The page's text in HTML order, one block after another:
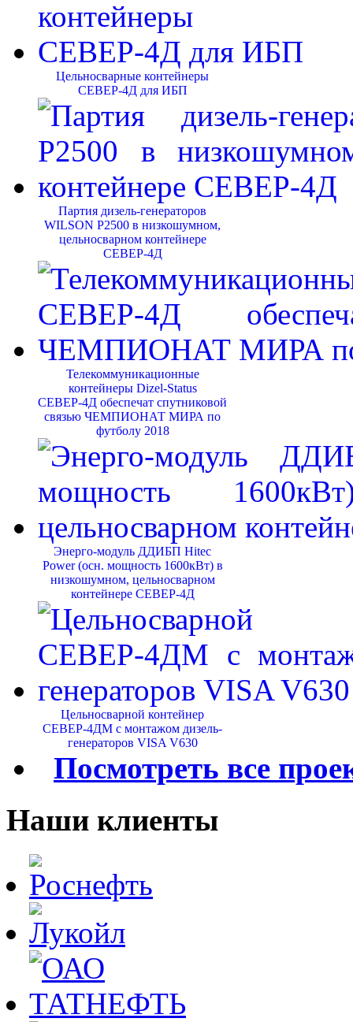
Цельносварные контейнеры
СЕВЕР-4Д для ИБП
Партия дизель-генераторов
WILSON P2500 в низкошумном,
цельносварном контейнере
СЕВЕР-4Д
Телекоммуникационные
контейнеры Dizel-Status
СЕВЕР-4Д обеспечат спутниковой
связью ЧЕМПИОНАТ МИРА по
футболу 2018
Энерго-модуль ДДИБП Hitec
Power (осн. мощность 1600кВт) в
низкошумном, цельносварном
контейнере СЕВЕР-4Д
Цельносварной контейнер
СЕВЕР-4ДМ с монтажом дизель-
генераторов VISA V630
Посмотреть все
Наши клиенты